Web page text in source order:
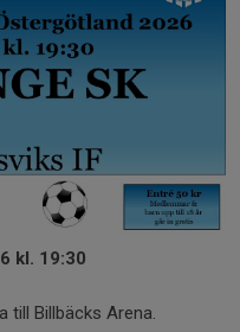
kl. 19:30
till Billbäcks Arena.